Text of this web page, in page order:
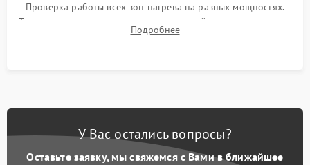
Проверка работы всех зон нагрева на разных мощностях.
Тестирование сенсорного управления, таймера, индикаторов
остаточного тепла и систем защиты от перегрева.
Подробнее
У Вас остались вопросы?
Оставьте заявку, мы свяжемся с Вами в ближайшее